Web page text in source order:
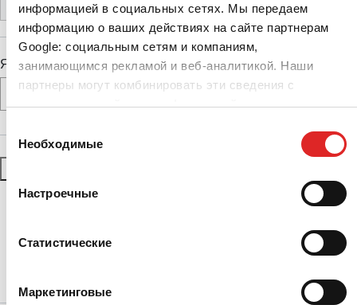
информацией в социальных сетях. Мы передаем
информацию о ваших действиях на сайте партнерам
Google: социальным сетям и компаниям,
занимающимся рекламой и веб-аналитикой. Наши
партнеры могут комбинировать эти сведения с
предоставленной вами информацией, а также
вами их сервисов.
согласия
Необходимые
Настроечные
Статистические
Маркетинговые
Языки